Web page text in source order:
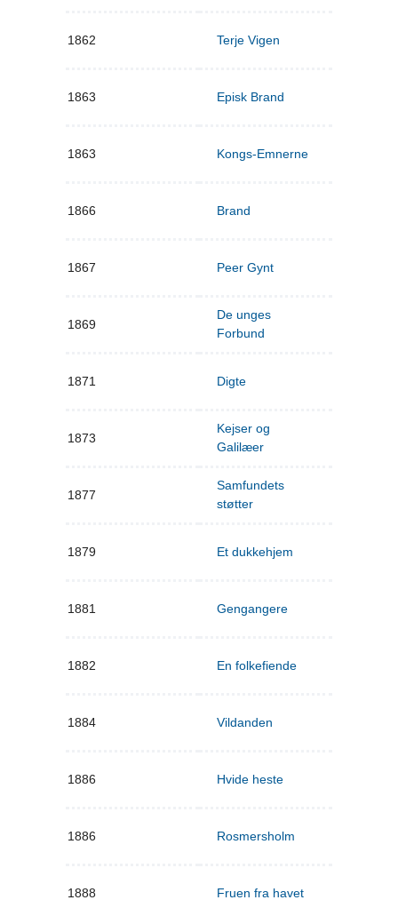
1862 Terje Vigen
1863 Episk Brand
1863 Kongs-Emnerne
1866 Brand
1867 Peer Gynt
1869
De unges
Forbund
1871 Digte
1873
Kejser og
Galilæer
1877
Samfundets
støtter
1879 Et dukkehjem
1881 Gengangere
1882 En folkefiende
1884 Vildanden
1886 Hvide heste
1886 Rosmersholm
1888 Fruen fra havet